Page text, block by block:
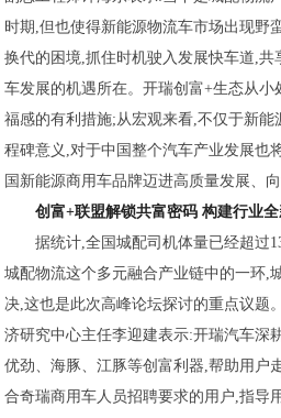
时期,但也使得新能源物流车市场出现野
换代的困境,抓住时机驶入发展快车道,共
车发展的机遇所在。开瑞创富+生态从
福感的有利措施;从宏观来看,不仅于新能
程碑意义,对于中国整个汽车产业发展也
国新能源商用车品牌迈进高质量发展、
创富+联盟解锁共富密码 构建行业全
据统计,全国城配司机体量已经超过
城配物流这个多元融合产业链中的一环,
决,这也是此次高峰论坛探讨的重点议题
济研究中心主任李迎建表示:开瑞汽车深
优劲、海豚、江豚等创富利器,帮助用户
合奇瑞商用车人员招聘要求的用户,指导